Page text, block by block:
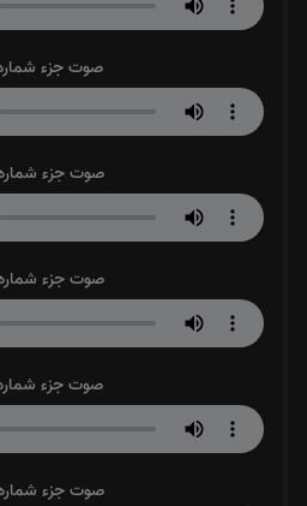
صوت جزء شماره
صوت جزء شماره
صوت جزء شماره
صوت جزء شماره
صوت جزء شماره